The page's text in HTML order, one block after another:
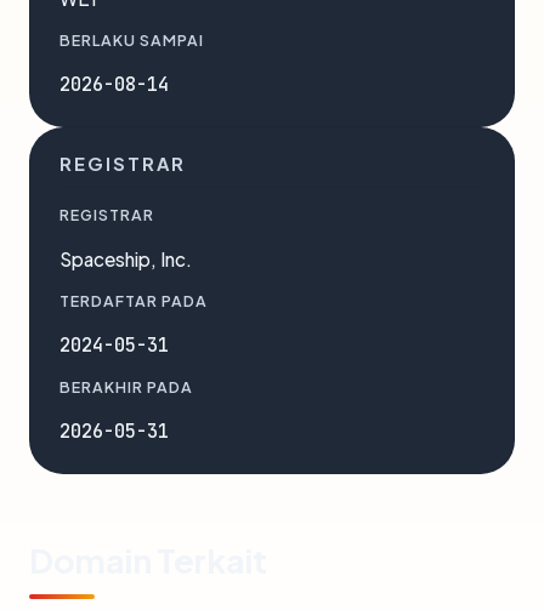
BERLAKU SAMPAI
2026-08-14
REGISTRAR
REGISTRAR
Spaceship, Inc.
TERDAFTAR PADA
2024-05-31
BERAKHIR PADA
2026-05-31